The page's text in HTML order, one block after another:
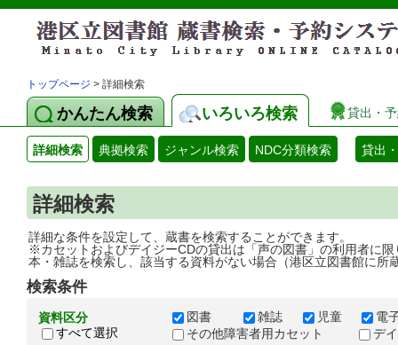
トップページ > 詳細検索
かんたん検索 いろいろ検索 貸出・
詳細検索 典拠検索 ジャンル検索 NDC分類検索 貸出
詳細検索
詳細な条件を設定して、蔵書を検索することができます。
※カセットおよびデイジーCDの貸出は「声の図書」の利用者に限
本・雑誌を検索し、該当する資料がない場合（港区立図書館に所
検索条件
資料区分
すべて選択
図書 雑誌 児童
電
その他障害者用カセット
デ